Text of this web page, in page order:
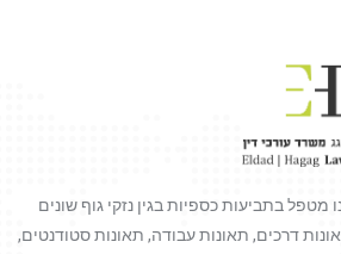
מטפל בתביעות כספיות בגין נזקי גוף שונים
דרכים, תאונות עבודה, תאונות סטודנטים,